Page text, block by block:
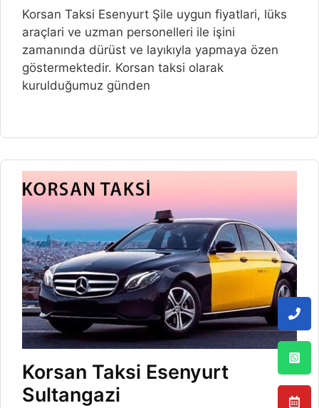
Korsan Taksi Esenyurt Şile uygun fiyatlari, lüks
araçlari ve uzman personelleri ile işini
zamanında dürüst ve layıkıyla yapmaya özen
göstermektedir. Korsan taksi olarak
kurulduğumuz günden
Korsan Taksi Esenyurt
Sultangazi